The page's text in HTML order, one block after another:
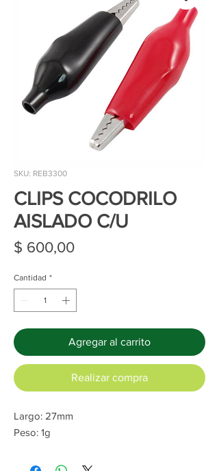
SKU: REB3300
CLIPS COCODRILO
AISLADO C/U
$ 600,00Precio
Cantidad *
Agregar al carrito
Realizar compra
Largo: 27mm
Peso: 1g